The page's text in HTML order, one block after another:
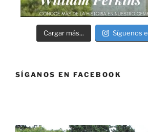
Cargar más... Síguenos
SÍGANOS EN FACEBOOK